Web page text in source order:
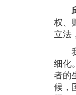
权、
立法
我
细化
者的
候，